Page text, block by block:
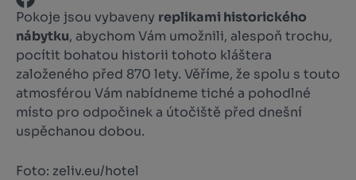
Pokoje jsou vybaveny replikami historického
nábytku, abychom Vám umožnili, alespoň trochu,
pocítit bohatou historii tohoto kláštera
založeného před 870 lety. Věříme, že spolu s touto
atmosférou Vám nabídneme tiché a pohodlné
místo pro odpočinek a útočiště před dnešní
uspěchanou dobou.
Foto: zeliv.eu/hotel